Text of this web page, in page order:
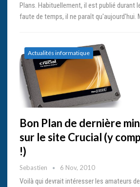
Plans. Habituellement, il est publié durant
faute de temps, il ne paraît qu'aujourd'hui.
Actualités informatique
Bon Plan de dernière
sur le site Crucial (y
!)
Sebastien 6 Nov, 2010
Voilà qui devrait intéresser les amateurs